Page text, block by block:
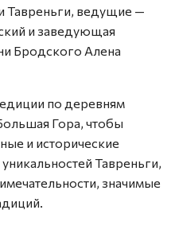
Тавреньги, ведущие —
и заведующая
Бродского Алена
по деревням
Гора, чтобы
и исторические
Тавреньги,
значимые